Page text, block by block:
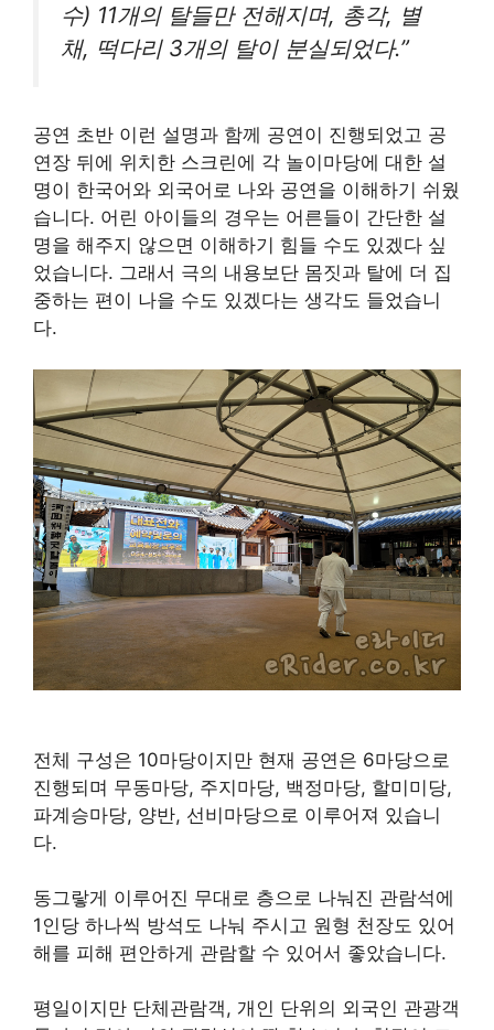
수) 11개의 탈들만 전해지며, 총각, 별
채, 떡다리 3개의 탈이 분실되었다.”
공연 초반 이런 설명과 함께 공연이 진행되었고 공
연장 뒤에 위치한 스크린에 각 놀이마당에 대한 설
명이 한국어와 외국어로 나와 공연을 이해하기 쉬웠
습니다. 어린 아이들의 경우는 어른들이 간단한 설
명을 해주지 않으면 이해하기 힘들 수도 있겠다 싶
었습니다. 그래서 극의 내용보단 몸짓과 탈에 더 집
중하는 편이 나을 수도 있겠다는 생각도 들었습니
다.
전체 구성은 10마당이지만 현재 공연은 6마당으로
진행되며 무동마당, 주지마당, 백정마당, 할미미당,
파계승마당, 양반, 선비마당으로 이루어져 있습니
다.
동그랗게 이루어진 무대로 층으로 나눠진 관람석에
1인당 하나씩 방석도 나눠 주시고 원형 천장도 있어
해를 피해 편안하게 관람할 수 있어서 좋았습니다.
평일이지만 단체관람객, 개인 단위의 외국인 관광객